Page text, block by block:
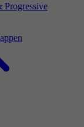
Progressive